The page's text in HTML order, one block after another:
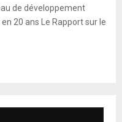
de développement
20 ans Le Rapport sur le